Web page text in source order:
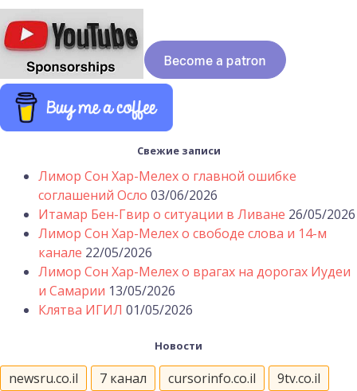
Свежие записи
Лимор Сон Хар-Мелех о главной ошибке
соглашений Осло 03/06/2026
Итамар Бен-Гвир о ситуации в Ливане 26/05/2026
Лимор Сон Хар-Мелех о свободе слова и 14-м
канале 22/05/2026
Лимор Сон Хар-Мелех о врагах на дорогах Иудеи
и Самарии 13/05/2026
Клятва ИГИЛ 01/05/2026
Новости
newsru.co.il 7 канал cursorinfo.co.il 9tv.co.il